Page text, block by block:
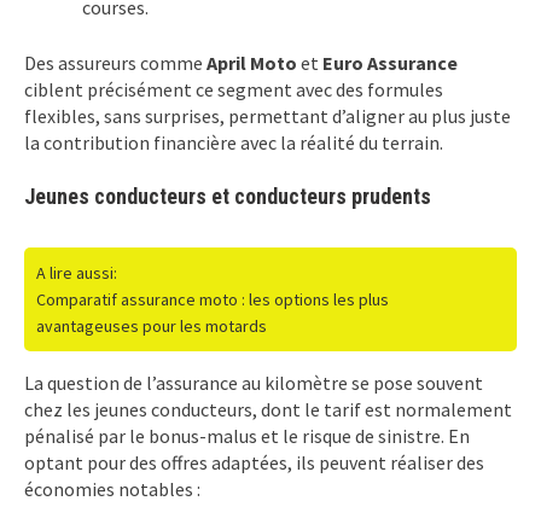
courses.
Des assureurs comme April Moto et Euro Assurance
ciblent précisément ce segment avec des formules
flexibles, sans surprises, permettant d’aligner au plus juste
la contribution financière avec la réalité du terrain.
Jeunes conducteurs et conducteurs prudents
A lire aussi:
Comparatif assurance moto : les options les plus
avantageuses pour les motards
La question de l’assurance au kilomètre se pose souvent
chez les jeunes conducteurs, dont le tarif est normalement
pénalisé par le bonus-malus et le risque de sinistre. En
optant pour des offres adaptées, ils peuvent réaliser des
économies notables :